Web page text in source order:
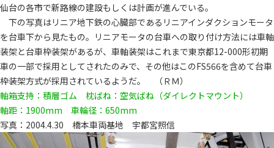
仙台の各市で新路線の建設もしくは計画が進んでいる。
下の写真はリニア地下鉄の心臓部であるリニアインダクションモータ
を台車下から見たもの。リニアモータの台車への取り付け方法には車軸
装架と台車枠装架があるが、車軸装架はこれまで東京都12-000形初期
車の一部で採用としてされたのみで、その他はこのFS566を含めて台車
枠装架方式が採用されているようだ。 （ＲＭ）
軸箱支持：積層ゴム 枕ばね：空気ばね（ダイレクトマウント）
軸距：1900mm 車輪径：650mm
写真：2004.4.30 橋本車両基地 宇都宮照信